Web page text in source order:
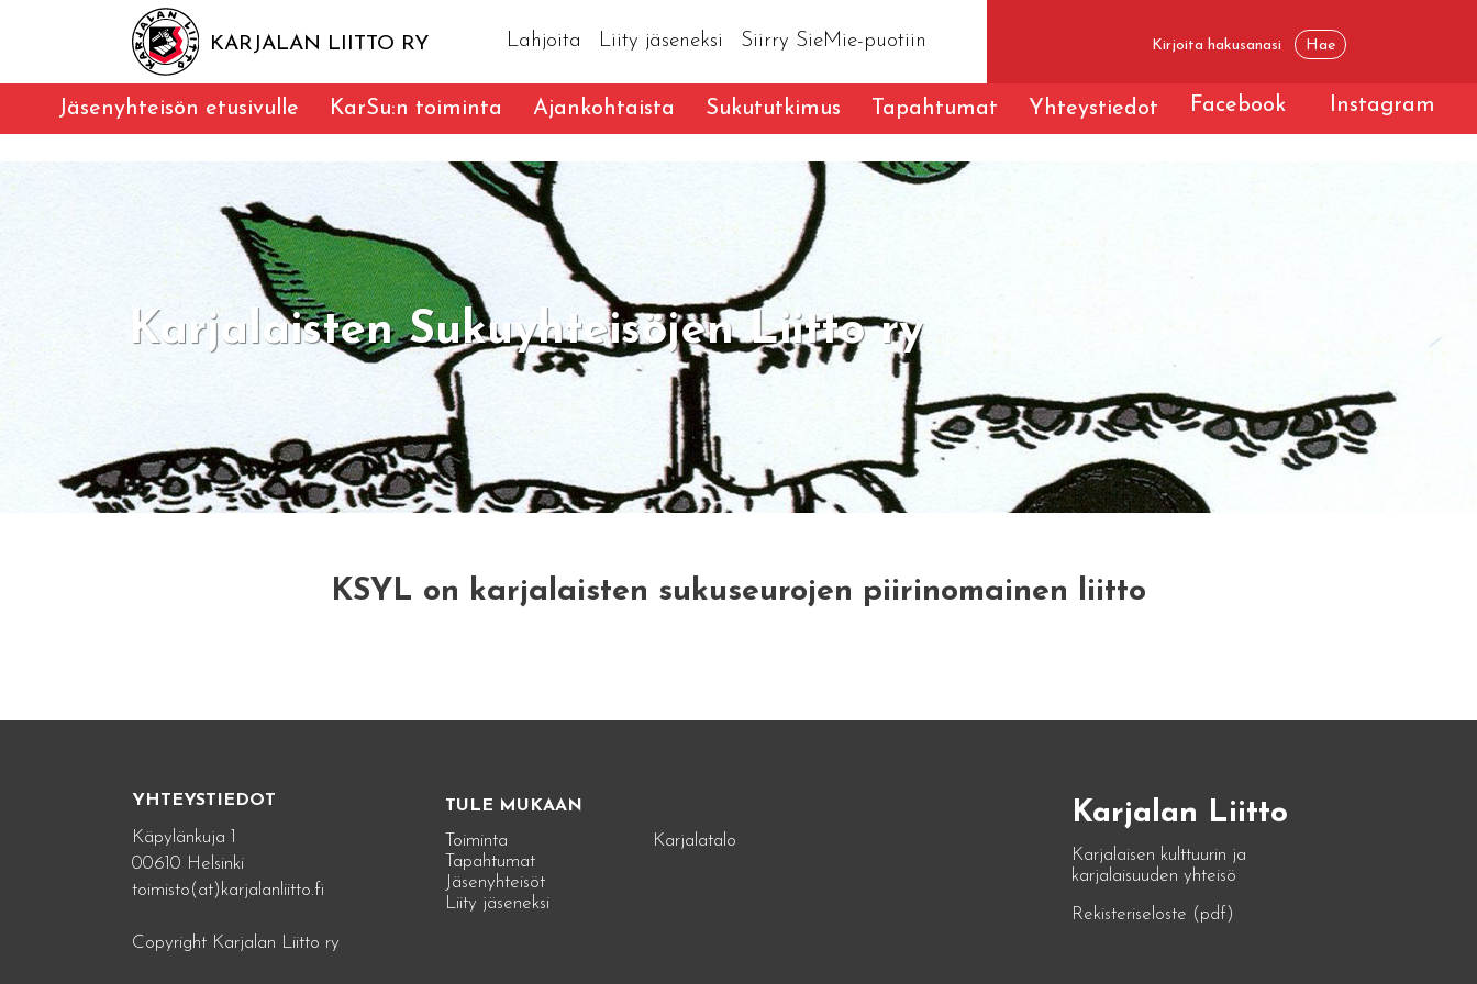
KARJALAN LIITTO RY Lahjoita Liity jäseneksi Siirry SieMie-puotiin
Jäsenyhteisön etusivulle KarSu:n toiminta Ajankohtaista Sukututkimus Tapahtumat Yhteystiedot Facebook Instagram
Karjalaisten Sukuyhteisöjen Liitto ry
KSYL on karjalaisten sukuseurojen piirinomainen liitto
YHTEYSTIEDOT
Käpylänkuja 1
00610 Helsinki
toimisto(at)karjalanliitto.fi
Copyright Karjalan Liitto ry
TULE MUKAAN
Toiminta
Tapahtumat
Jäsenyhteisöt
Liity jäseneksi
Karjalatalo
Karjalan Liitto
Karjalaisen kulttuurin ja
karjalaisuuden yhteisö
Rekisteriseloste (pdf)